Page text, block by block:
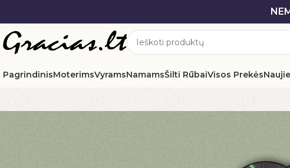
PagrindinisMoterimsVyramsNamamsŠilti RūbaiVisos Prekės